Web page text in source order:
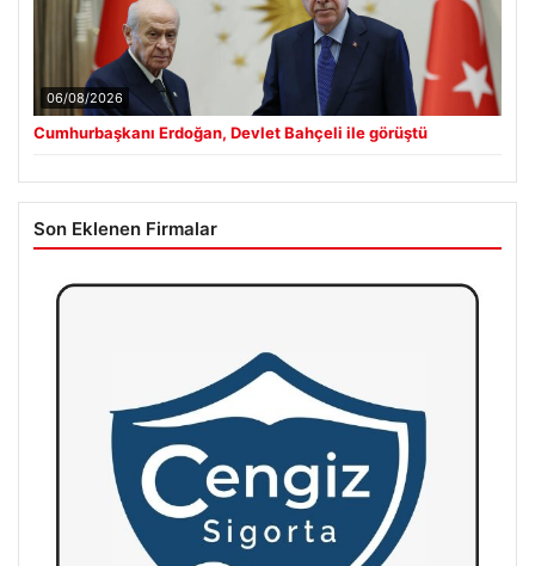
06/08/2026
Cumhurbaşkanı Erdoğan, Devlet Bahçeli ile görüştü
Son Eklenen Firmalar